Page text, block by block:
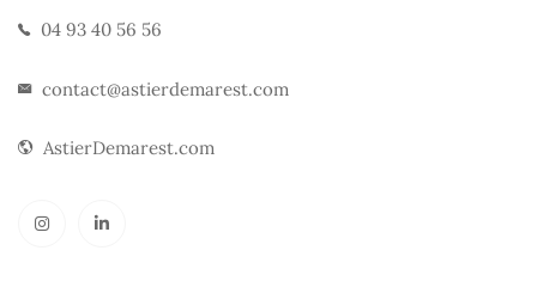
04 93 40 56 56
contact@astierdemarest.com
AstierDemarest.com